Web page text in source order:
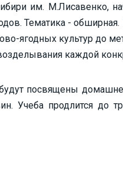
им. М.Лисавенко,
Тематика -
ягодных культур до
каждой
посвящены
Учеба продлится до